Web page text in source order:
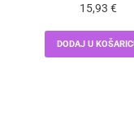
15,93 €
DODAJ U